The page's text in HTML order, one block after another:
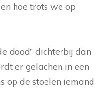
hoe trots we op
dood” dichterbij dan
er gelachen in een
op de stoelen iemand